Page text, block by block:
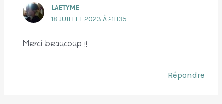
LAETYME
18 JUILLET 2023 À 21H35
Merci beaucoup !!
Répondre